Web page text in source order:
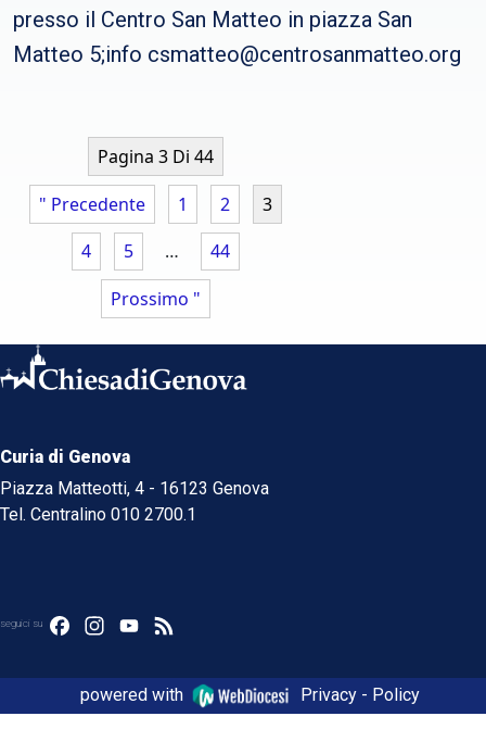
presso il Centro San Matteo in piazza San
Matteo 5;info csmatteo@centrosanmatteo.org
Pagina 3 Di 44
" Precedente
1 2
3
4
5 …
44
Prossimo "
Curia di Genova
Piazza Matteotti, 4 - 16123 Genova
Tel. Centralino 010 2700.1
seguici su FacebookInstagram
YouTube
powered with Privacy - Policy